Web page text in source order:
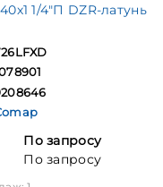
1/4"П DZR-латунь
По запросу
По запросу